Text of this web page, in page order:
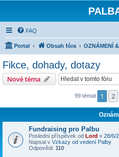
FAQ
Portal Obsah fóra OZNÁMENÍ
Fikce, dohady, dotazy
Nové téma
99 témat 1 2
Fundraising pro Palbu
Poslední příspěvek od Lord « 28/6/
Napsal v Vzkazy od vedení Palby
Odpovědi: 110